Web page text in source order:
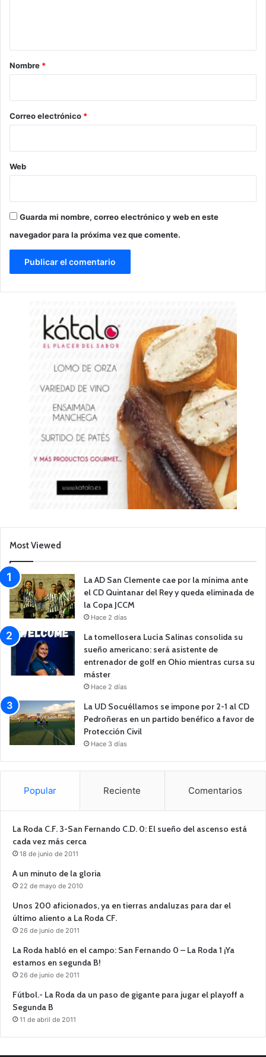
r
*
Nombre *
Correo electrónico *
Web
Guarda mi nombre, correo electrónico y web en este
navegador para la próxima vez que comente.
Most Viewed
La AD San Clemente cae por la mínima ante
el CD Quintanar del Rey y queda eliminada de
la Copa JCCM
Hace 2 días
La tomellosera Lucía Salinas consolida su
sueño americano: será asistente de
entrenador de golf en Ohio mientras cursa su
máster
Hace 2 días
La UD Socuéllamos se impone por 2-1 al CD
Pedroñeras en un partido benéfico a favor de
Protección Civil
Hace 3 días
Popular Reciente Comentarios
La Roda C.F. 3-San Fernando C.D. 0: El sueño del ascenso está
cada vez más cerca
18 de junio de 2011
A un minuto de la gloria
22 de mayo de 2010
Unos 200 aficionados, ya en tierras andaluzas para dar el
último aliento a La Roda CF.
26 de junio de 2011
La Roda habló en el campo: San Fernando 0 – La Roda 1 ¡Ya
estamos en segunda B!
26 de junio de 2011
Fútbol.- La Roda da un paso de gigante para jugar el playoff a
Segunda B
11 de abril de 2011